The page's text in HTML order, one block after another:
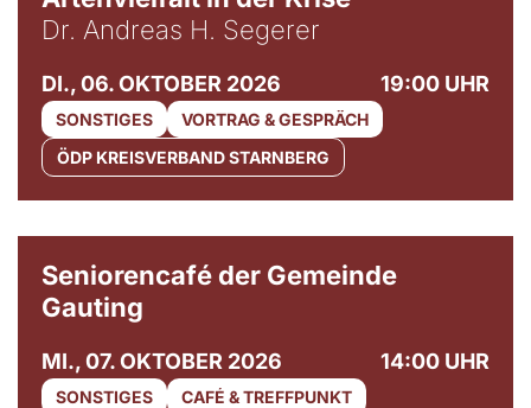
Dr. Andreas H. Segerer
DI., 06. OKTOBER 2026 19:00 UHR
SONSTIGES
VORTRAG & GESPRÄCH
ÖDP KREISVERBAND STARNBERG
Seniorencafé der Gemeinde
Gauting
MI., 07. OKTOBER 2026 14:00 UHR
SONSTIGES
CAFÉ & TREFFPUNKT